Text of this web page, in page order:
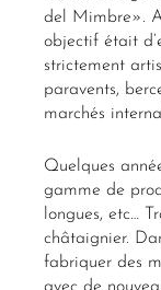
En 1960
del Mimbre».
objectif était
strictement
paravents,
Quelques
gamme de
longues, etc…
châtaignier.
fabriquer des